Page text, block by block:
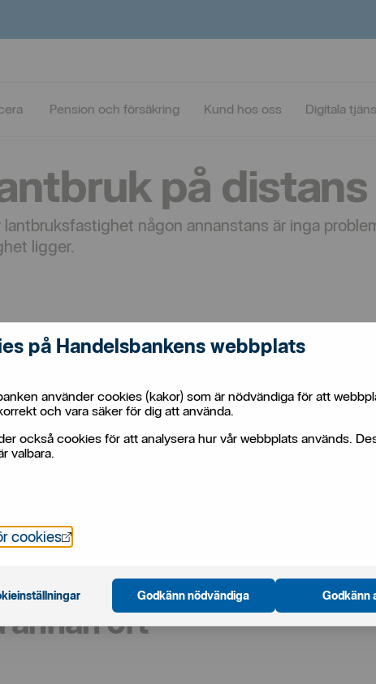
på Handelsbankens webbplats
använder cookies (kakor) som är nödvändiga för att
och vara säker för dig att använda.
också cookies för att analysera hur vår webbplats används.
valbara.
cookies Öppnas i nytt fönster
Godkänn nödvändiga Godkänn
Pension och försäkring Kund hos oss Digitala
på distans
någon annanstans är inga
ligger.
annan ort